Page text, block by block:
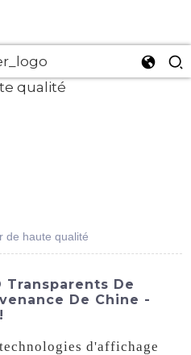
de haute qualité
Transparents De
De Chine -
d'affichage